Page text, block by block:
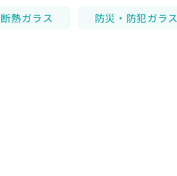
断熱ガラス 防災・防犯ガラス